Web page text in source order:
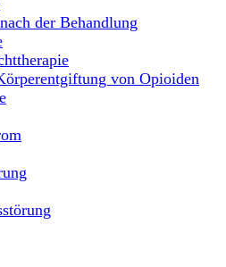
der Behandlung
von Opioiden